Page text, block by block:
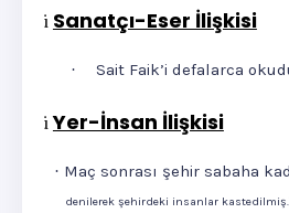
ü Sanatçı-Eser İlişkisi
· Sait Faik’i defalarca
ü Yer-İnsan İlişkisi
· Maç sonrası şehir sabaha
denilerek şehirdeki insanlar